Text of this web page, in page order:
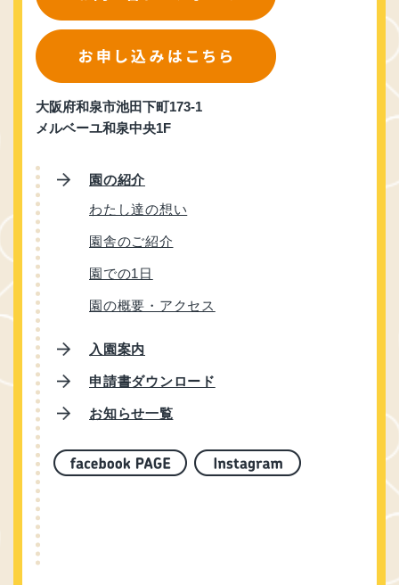
大阪府和泉市池田下町173-1
メルベーユ和泉中央1F
園の紹介
わたし達の想い
園舎のご紹介
園での1日
園の概要・アクセス
入園案内
申請書ダウンロード
お知らせ一覧